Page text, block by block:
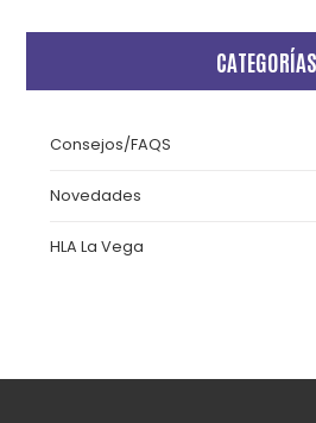
CATEGORÍAS
Consejos/FAQS
Novedades
HLA La Vega